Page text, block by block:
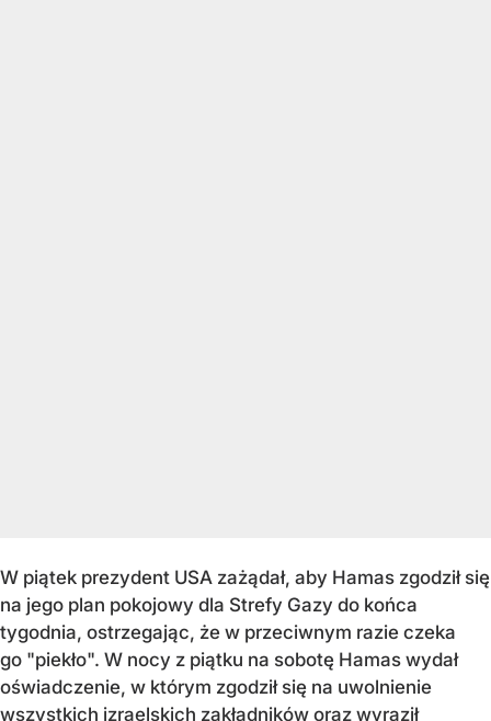
W piątek prezydent USA zażądał, aby Hamas zgodził się
na jego plan pokojowy dla Strefy Gazy do końca
tygodnia, ostrzegając, że w przeciwnym razie czeka
go "piekło". W nocy z piątku na sobotę Hamas wydał
oświadczenie, w którym zgodził się na uwolnienie
wszystkich izraelskich zakładników oraz wyraził